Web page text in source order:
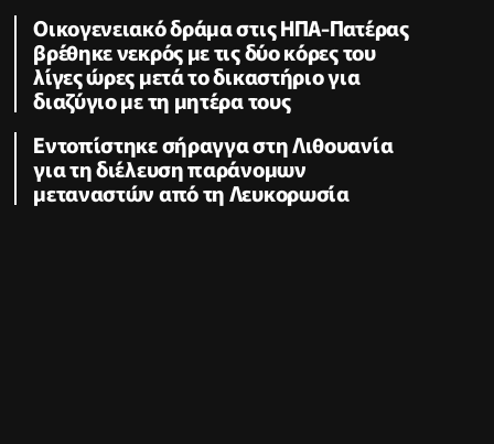
Οικογενειακό δράμα στις ΗΠΑ-Πατέρας
βρέθηκε νεκρός με τις δύο κόρες του
λίγες ώρες μετά το δικαστήριο για
διαζύγιο με τη μητέρα τους
Εντοπίστηκε σήραγγα στη Λιθουανία
για τη διέλευση παράνομων
μεταναστών από τη Λευκορωσία